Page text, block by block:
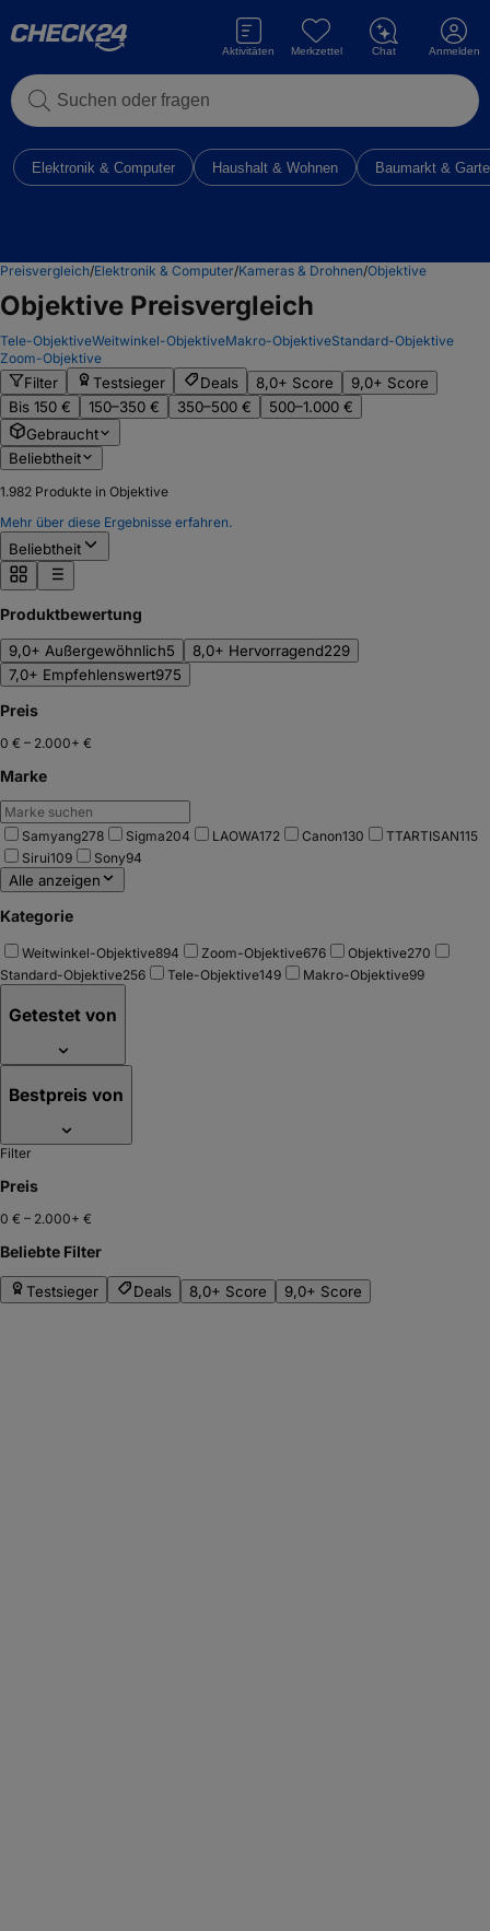
Suchen oder fragen
Aktivitäten Merkzettel Chat Anmelden
Elektronik & Computer Haushalt & Wohnen Baumarkt &
Preisvergleich/Elektronik & Computer/Kameras & Drohnen/Objektive
Objektive Preisvergleich
Tele-ObjektiveWeitwinkel-ObjektiveMakro-ObjektiveStandard-Objektive
Zoom-Objektive
Filter Testsieger Deals 8,0+ Score
9,0+ Score
Bis 150 €
150–350 € 350–500 €
500–1.000 €
Gebraucht
Beliebtheit
1.982 Produkte in Objektive
Mehr über diese Ergebnisse erfahren.
Beliebtheit
Produktbewertung
9,0+ Außergewöhnlich5 8,0+ Hervorragend229
7,0+ Empfehlenswert975
Preis
0 € – 2.000+ €
Marke
Samyang278 Sigma204 LAOWA172 Canon130 TTARTISAN115
Sirui109 Sony94
Alle anzeigen
Kategorie
Weitwinkel-Objektive894 Zoom-Objektive676 Objektive270
Standard-Objektive256 Tele-Objektive149 Makro-Objektive99
Getestet von
Bestpreis von
Filter
Preis
0 € – 2.000+ €
Beliebte Filter
Testsieger Deals 8,0+ Score 9,0+ Score